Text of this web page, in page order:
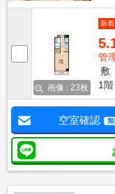
画像 : 23枚
新着
管
敷
1階
空室確認